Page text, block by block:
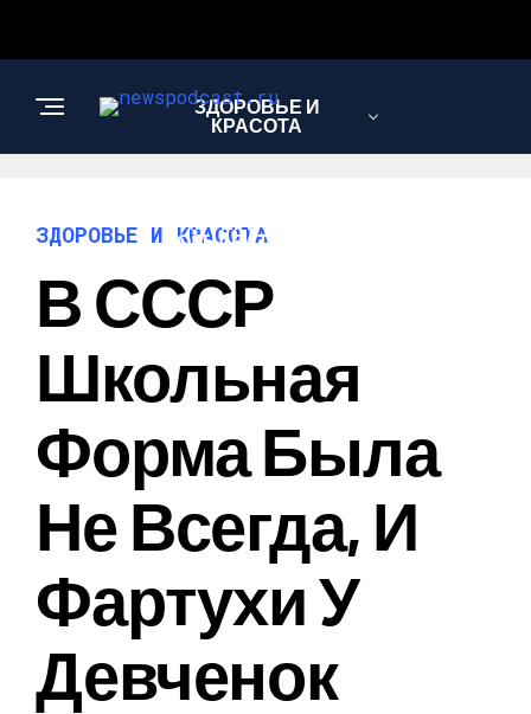
ЗДОРОВЬЕ И
КРАСОТА
ИНТЕРЕСНОЕ И
ПОЗНАВАТЕЛЬНОЕ
ЗДОРОВЬЕ И КРАСОТА
В СССР
Школьная
Форма Была
Не Всегда, И
Фартухи У
Девченок